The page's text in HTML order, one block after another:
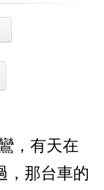
，有天在
，那台車的